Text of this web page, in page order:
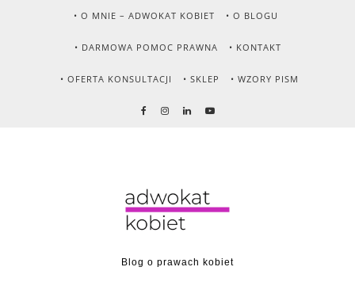
• O MNIE – ADWOKAT KOBIET • O BLOGU
• DARMOWA POMOC PRAWNA • KONTAKT
• OFERTA KONSULTACJI • SKLEP • WZORY PISM
Blog o prawach kobiet